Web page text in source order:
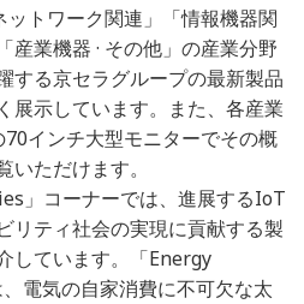
ットワーク関連」「情報機器関
産業機器 · その他」の産業分野
する京セラグループの最新製品
展示しています。また、各産業
インチ大型モニターでその概
ただけます。
」コーナーでは、進展するIoT
リティ社会の実現に貢献する製
しています。「Energy
電気の自家消費に不可欠な太